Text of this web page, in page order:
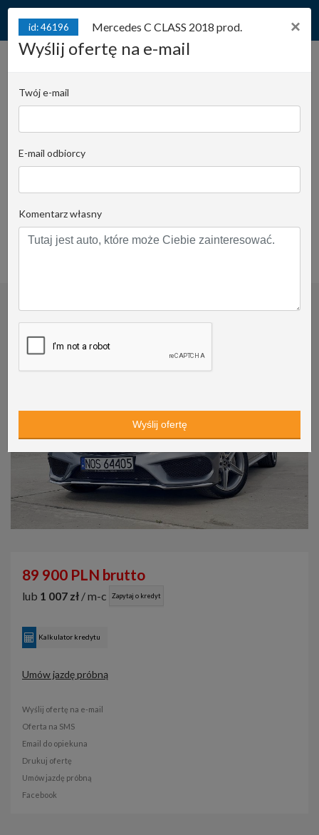
id: 46196
4MATIC* AMG LINE* Skóra*
Juliana Konstantego Ordona 2A - Biuro C |
Stanowisko:1139
Krzysztof Kijewski
+48 519 022 455
Email do opiekuna
89 900 PLN brutto
lub 1 007 zł / m-c Zapytaj o kredyt
Kalkulator kredytu
Umów jazdę próbną
Wyślij ofertę na e-mail
Oferta na SMS
Email do opiekuna
Drukuj ofertę
Umów jazdę próbną
Facebook
×
id: 46196 Mercedes C CLASS 2018 prod.
Wyślij ofertę na e-mail
Twój e-mail
E-mail odbiorcy
Komentarz własny